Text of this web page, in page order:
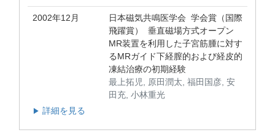
2002年12月
日本磁気共鳴医学会 学会賞（国際
飛躍賞） 垂直磁場方式オープン
MR装置を利用した子宮筋腫に対す
るMRガイド下経膣的および経皮的
凍結治療の初期経験
最上拓児, 原田潤太, 福田国彦, 安
田充, 小林重光
▶ 詳細を見る